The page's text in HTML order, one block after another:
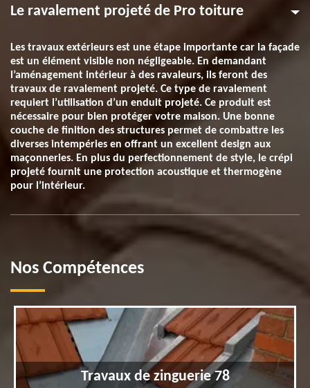
Le ravalement projeté de Pro toiture
Les travaux extérieurs est une étape importante car la façade
est un élément visible non négligeable. En demandant
l’aménagement intérieur à des ravaleurs, ils feront des
travaux de ravalement projeté. Ce type de ravalement
requiert l’utilisation d’un enduit projeté. Ce produit est
nécessaire pour bien protéger votre maison. Une bonne
couche de finition des structures permet de combattre les
diverses intempéries en offrant un excellent design aux
maçonneries. En plus du perfectionnement de style, le crépi
projeté fournit une protection acoustique et thermogène
pour l’intérieur.
Nos Compétences
Travaux de zinguerie 78